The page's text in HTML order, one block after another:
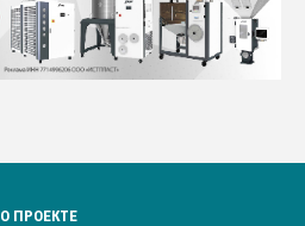
О ПРОЕКТЕ